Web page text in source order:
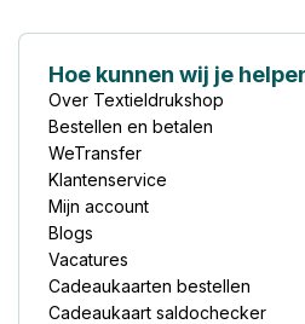
Hoe kunnen wij je
Over Textieldrukshop
Bestellen en betalen
WeTransfer
Klantenservice
Mijn account
Blogs
Vacatures
Cadeaukaarten bestellen
Cadeaukaart saldochecker